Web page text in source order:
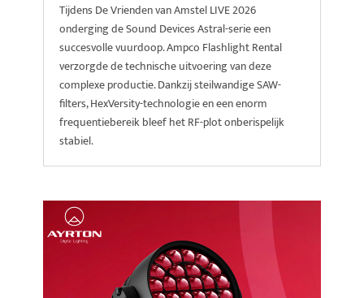
Tijdens De Vrienden van Amstel LIVE 2026
onderging de Sound Devices Astral-serie een
succesvolle vuurdoop. Ampco Flashlight Rental
verzorgde de technische uitvoering van deze
complexe productie. Dankzij steilwandige SAW-
filters, HexVersity-technologie en een enorm
frequentiebereik bleef het RF-plot onberispelijk
stabiel.